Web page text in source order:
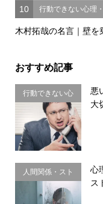
10 行動できない心理
木村拓哉の名言｜壁
おすすめ記事
行動できない心
理・思い込み
悪
大
人間関係・スト
レス
心
ス